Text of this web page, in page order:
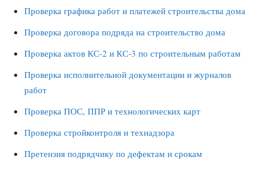
Проверка графика работ и платежей строительства дома
Проверка договора подряда на строительство дома
Проверка актов КС-2 и КС-3 по строительным работам
Проверка исполнительной документации и журналов
работ
Проверка ПОС, ППР и технологических карт
Проверка стройконтроля и технадзора
Претензия подрядчику по дефектам и срокам